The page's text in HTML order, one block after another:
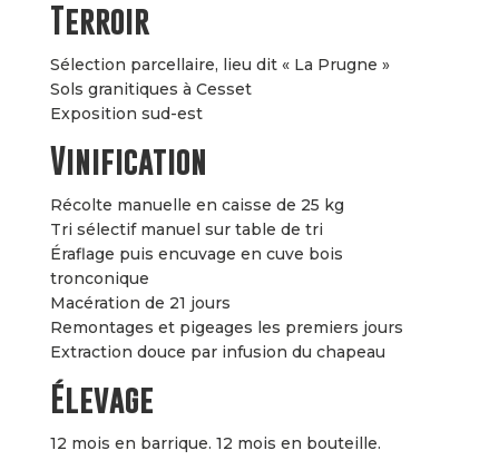
Terroir
Sélection parcellaire, lieu dit « La Prugne »
Sols granitiques à Cesset
Exposition sud-est
Vinification
Récolte manuelle en caisse de 25 kg
Tri sélectif manuel sur table de tri
Éraflage puis encuvage en cuve bois
tronconique
Macération de 21 jours
Remontages et pigeages les premiers jours
Extraction douce par infusion du chapeau
Élevage
12 mois en barrique. 12 mois en bouteille.